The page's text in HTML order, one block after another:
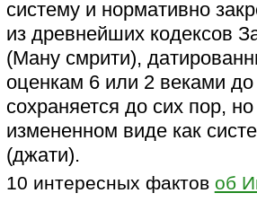
систему и нормативно
из древнейших кодексов
(Ману смрити),
оценкам 6 или 2 веками
сохраняется до сих пор,
измененном виде как
(джати).
10 интересных фактов об